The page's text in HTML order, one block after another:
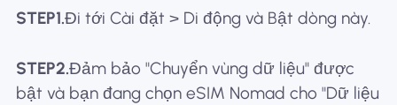
STEP1.Đi tới Cài đặt > Di động và Bật dòng này.
STEP2.Đảm bảo "Chuyển vùng dữ liệu" được
bật và bạn đang chọn eSIM Nomad cho "Dữ liệu